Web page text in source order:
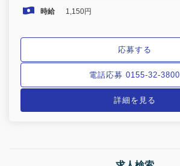
時給 1,150円
応募する
電話応募 0155-32-3800
詳細を見る